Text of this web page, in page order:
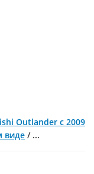
Outlander с 2009
виде / ...